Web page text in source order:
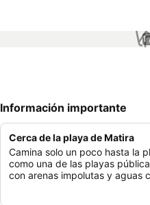
1
Información importante
Cerca de la playa de Matira
Camina solo un poco hasta la
como una de las playas
con arenas impolutas y aguas